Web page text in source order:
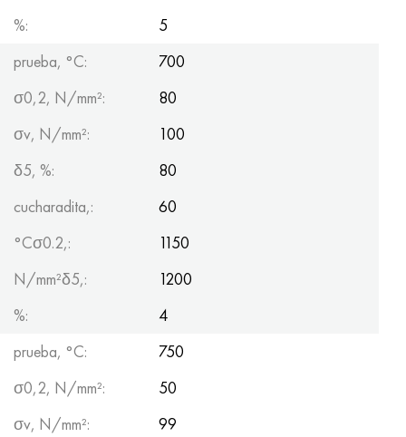
%:
5
prueba, °С:
700
σ0,2, N/mm²:
80
σv, N/mm²:
100
δ5, %:
80
cucharadita,:
60
°Сσ0.2,:
1150
N/mm²δ5,:
1200
%:
4
prueba, °С:
750
σ0,2, N/mm²:
50
σv, N/mm²:
99